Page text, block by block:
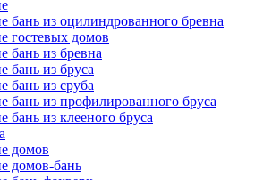
бань из оцилиндрованного бревна
гостевых домов
бань из бревна
бань из бруса
бань из сруба
бань из профилированного бруса
бань из клееного бруса
домов
домов-бань